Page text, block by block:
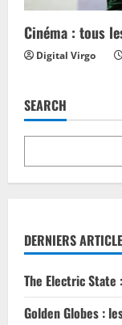
Cinéma : tous
Digital Virgo
SEARCH
DERNIERS
The Electric State
Golden Globes :